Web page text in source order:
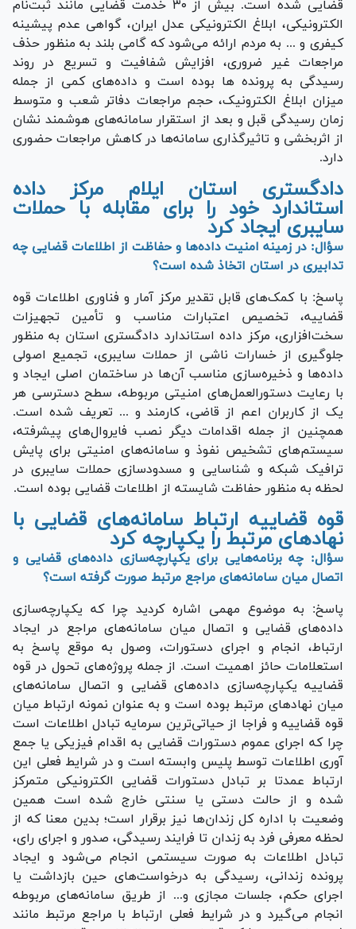
قضایی شده است. بیش از ۳۰ خدمت قضایی مانند ثبت‌نام
الکترونیکی، ابلاغ الکترونیکی عدل ایران، گواهی عدم پیشینه
کیفری و ... به مردم ارائه می‌شود که گامی بلند به منظور حذف
مراجعات غیر ضروری، افزایش شفافیت و تسریع در روند
رسیدگی به پرونده ها بوده است و داده‌های کمی از جمله
میزان ابلاغ الکترونیک، حجم مراجعات دفاتر شعب و متوسط
زمان رسیدگی قبل و بعد از استقرار سامانه‌های هوشمند نشان
از اثربخشی و تاثیرگذاری سامانه‌ها در کاهش مراجعات حضوری
دارد.
دادگستری استان ایلام مرکز داده
استاندارد خود را برای مقابله با حملات
سایبری ایجاد کرد
سؤال: در زمینه امنیت داده‌ها و حفاظت از اطلاعات قضایی چه
تدابیری در استان اتخاذ شده است؟
پاسخ: با کمک‌های قابل تقدیر مرکز آمار و فناوری اطلاعات قوه
قضاییه، تخصیص اعتبارات مناسب و تأمین تجهیزات
سخت‌افزاری، مرکز داده استاندارد دادگستری استان به منظور
جلوگیری از خسارات ناشی از حملات سایبری، تجمیع اصولی
داده‌ها و ذخیره‌سازی مناسب آن‌ها در ساختمان اصلی ایجاد و
با رعایت دستورالعمل‌های امنیتی مربوطه، سطح دسترسی هر
یک از کاربران اعم از قاضی، کارمند و ... تعریف شده است.
همچنین از جمله اقدامات دیگر نصب فایروال‌های پیشرفته،
سیستم‌های تشخیص نفوذ و سامانه‌های امنیتی برای پایش
ترافیک شبکه و شناسایی و مسدودسازی حملات سایبری در
لحظه به منظور حفاظت شایسته از اطلاعات قضایی بوده است.
قوه قضاییه ارتباط سامانه‌های قضایی با
نهادهای مرتبط را یکپارچه کرد
سؤال: چه برنامه‌هایی برای یکپارچه‌سازی داده‌های قضایی و
اتصال میان سامانه‌های مراجع مرتبط صورت گرفته است؟
پاسخ: به موضوع مهمی اشاره کردید چرا که یکپارچه‌سازی
داده‌های قضایی و اتصال میان سامانه‌های مراجع در ایجاد
ارتباط، انجام و اجرای دستورات، وصول به موقع پاسخ به
استعلامات حائز اهمیت است. از جمله پروژه‌های تحول در قوه
قضاییه یکپارچه‌سازی داده‌های قضایی و اتصال سامانه‌های
میان نهاد‌های مرتبط بوده است و به عنوان نمونه ارتباط میان
قوه قضاییه و فراجا از حیاتی‌ترین سرمایه تبادل اطلاعات است
چرا که اجرای عموم دستورات قضایی به اقدام فیزیکی یا جمع
آوری اطلاعات توسط پلیس وابسته است و در شرایط فعلی این
ارتباط عمدتا بر تبادل دستورات قضایی الکترونیکی متمرکز
شده و از حالت دستی یا سنتی خارج شده است همین
وضعیت با اداره کل زندان‌ها نیز برقرار است؛ بدین معنا که از
لحظه معرفی فرد به زندان تا فرایند رسیدگی، صدور و اجرای رای،
تبادل اطلاعات به صورت سیستمی انجام می‌شود و ایجاد
پرونده زندانی، رسیدگی به درخواست‌های حین بازداشت یا
اجرای حکم، جلسات مجازی و... از طریق سامانه‌های مربوطه
انجام می‌گیرد و در شرایط فعلی ارتباط با مراجع مرتبط مانند